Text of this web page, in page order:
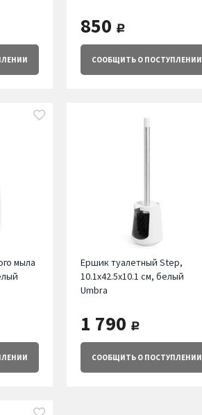
850 руб.
СООБЩИТЬО ПОСТУПЛЕНИИ
мыла
Ершик туалетный Step,
10.1х42.5х10.1 см, белый
Umbra
1 790 руб.
СООБЩИТЬО ПОСТУПЛЕНИИ